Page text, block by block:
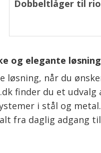
Dobbeltlåger til
og elegante
løsning, når du
finder du et
i stål og
fra daglig adgang